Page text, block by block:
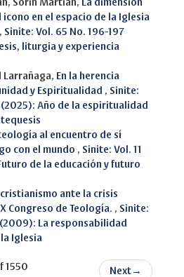
Sorin Martian,
La dimensión
en el espacio de la Iglesia
, Sinite: Vol. 65 No. 196-197
liturgia y experiencia
Larrañaga, En la herencia
y Espiritualidad , Sinite:
(2025): Año de la espiritualidad
al encuentro de sí
con el mundo , Sinite: Vol. 11
de la educación y futuro
cristianismo ante la crisis
Congreso de Teología. , Sinite:
(2009): La responsabilidad
Iglesia
1550 Next →